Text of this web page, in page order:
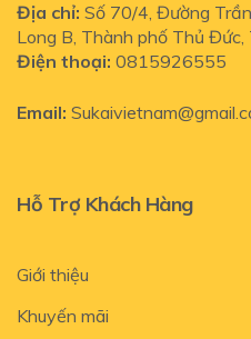
Địa chỉ: Số 70/4, Đường
Long B, Thành phố Thủ Đức,
Điện thoại: 0815926555
Email:
Hỗ Trợ Khách Hàng
Giới thiệu
Khuyến mãi